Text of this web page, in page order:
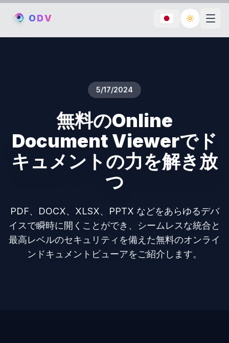
ODV Toggle
5/17/2024
無料のOnline
Document Viewerでド
キュメントの力を解き放
つ
PDF、DOCX、XLSX、PPTX などをあらゆるデバ
イスで瞬時に開くことができ、シームレスな統合と
最高レベルのセキュリティを備えた無料のオンライ
ンドキュメントビューアをご紹介します。